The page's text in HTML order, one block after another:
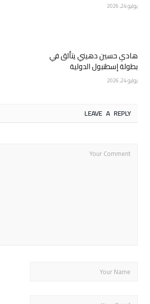
يوليو 24, 2026
هادي حسين دهيني يتألق في
بطولة إسطنبول الدولية
يوليو 24, 2026
LEAVE A REPLY